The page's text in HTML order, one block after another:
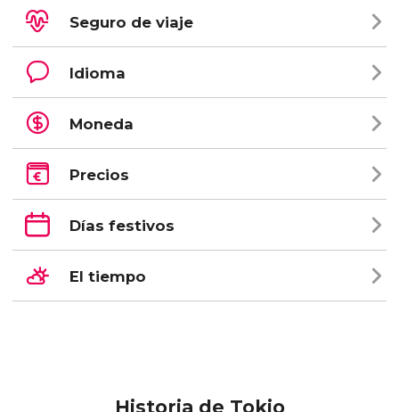
Seguro de viaje
Idioma
Moneda
Precios
Días festivos
El tiempo
Historia de Tokio